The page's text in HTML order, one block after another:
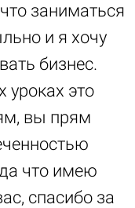
заниматься
и я хочу
бизнес.
это
вы прям
что имею
спасибо за